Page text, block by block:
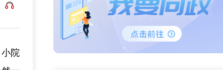
院